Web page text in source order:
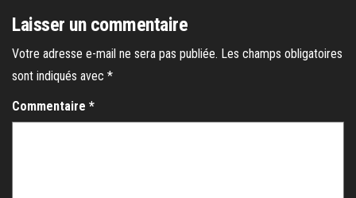
Laisser un commentaire
Votre adresse e-mail ne sera pas publiée. Les champs obligatoires
sont indiqués avec *
Commentaire *